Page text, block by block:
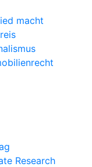
macht
Research